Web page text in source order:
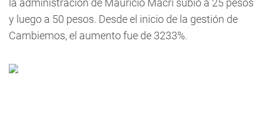
la administración de Mauricio Macri subió a 25 pesos
y luego a 50 pesos. Desde el inicio de la gestión de
Cambiemos, el aumento fue de 3233%.